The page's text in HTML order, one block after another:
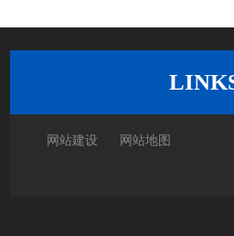
网站建设 网站地图